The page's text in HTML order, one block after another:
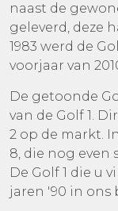
naast de
geleverd, deze
1983 werd de
voorjaar van
De getoonde
van de Golf 1.
2 op de markt.
8, die nog even
De Golf 1 die u
jaren '90 in ons